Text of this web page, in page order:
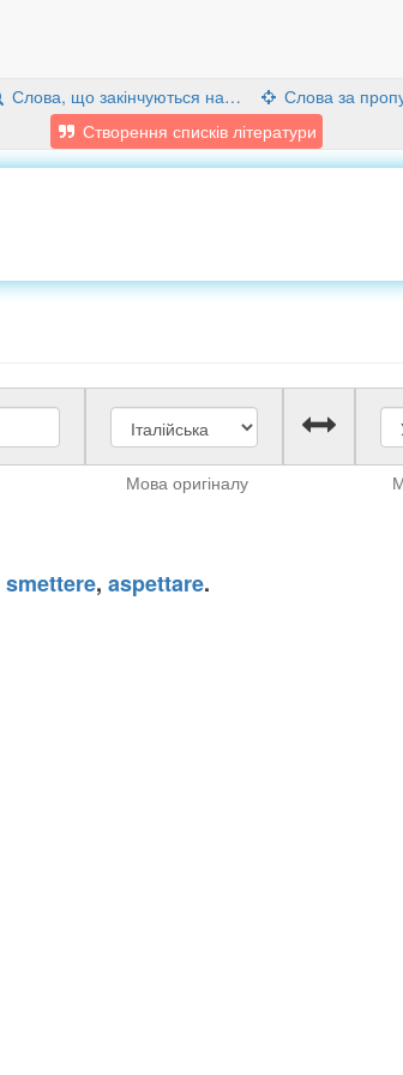
Слова, що закінчуються на… Слова за
Створення списків літератури
Мова оригіналу
smettere, aspettare.